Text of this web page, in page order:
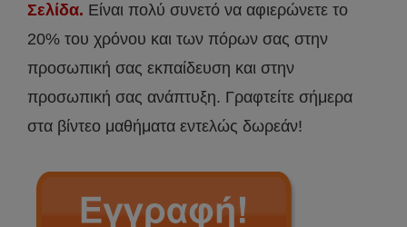
Σελίδα. Είναι πολύ συνετό να αφιερώνετε το
20% του χρόνου και των πόρων σας στην
προσωπική σας εκπαίδευση και στην
προσωπική σας ανάπτυξη. Γραφτείτε σήμερα
στα βίντεο μαθήματα εντελώς δωρεάν!